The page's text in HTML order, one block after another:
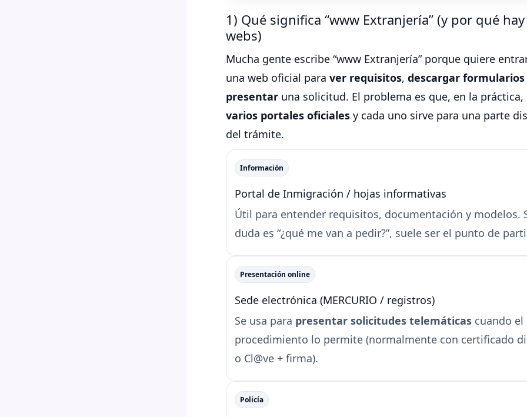
1) Qué significa “www Extranjería” (y por qué
webs)
Mucha gente escribe “www Extranjería” porque quiere
una web oficial para ver requisitos, descargar formularios
presentar una solicitud. El problema es que, en la práctica,
varios portales oficiales y cada uno sirve para una parte
del trámite.
Información
Portal de Inmigración / hojas informativas
Útil para entender requisitos, documentación y modelos.
duda es “¿qué me van a pedir?”, suele ser el punto de
Presentación online
Sede electrónica (MERCURIO / registros)
Se usa para presentar solicitudes telemáticas cuando el
procedimiento lo permite (normalmente con certificado
o Cl@ve + firma).
Policía